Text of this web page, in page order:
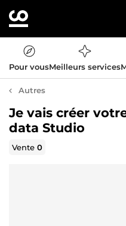
Pour vousMeilleurs services
Autres
Je vais créer
data Studio
Vente0